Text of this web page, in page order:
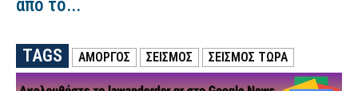
από το...
TAGS ΑΜΟΡΓΟΣ ΣΕΙΣΜΟΣ ΣΕΙΣΜΟΣ ΤΩΡΑ